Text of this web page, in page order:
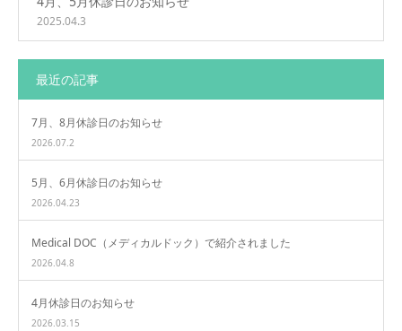
2025.04.3
最近の記事
7月、8月休診日のお知らせ
2026.07.2
5月、6月休診日のお知らせ
2026.04.23
Medical DOC（メディカルドック）で紹介されました
2026.04.8
4月休診日のお知らせ
2026.03.15